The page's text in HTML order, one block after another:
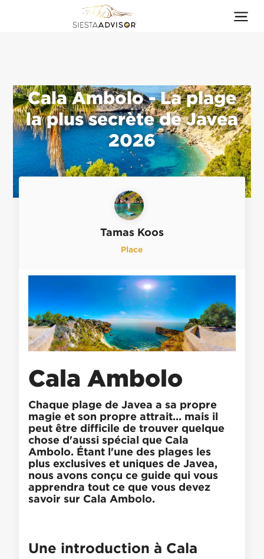
Cala Ambolo - La plage
la plus secrète de Javea
2026
Tamas Koos
Place
Cala Ambolo
Chaque plage de Javea a sa propre
magie et son propre attrait... mais il
peut être difficile de trouver quelque
chose d'aussi spécial que Cala
Ambolo. Étant l'une des plages les
plus exclusives et uniques de Javea,
nous avons conçu ce guide qui vous
apprendra tout ce que vous devez
savoir sur Cala Ambolo.
Une introduction à Cala